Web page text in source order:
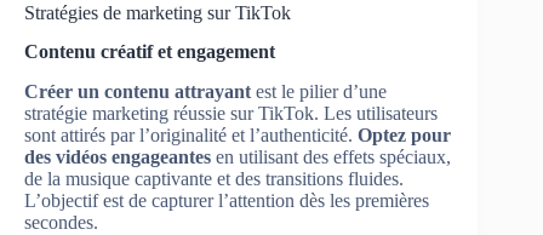
Stratégies de marketing sur TikTok
Contenu créatif et engagement
Créer un contenu attrayant est le pilier d’une
stratégie marketing réussie sur TikTok. Les utilisateurs
sont attirés par l’originalité et l’authenticité. Optez pour
des vidéos engageantes en utilisant des effets spéciaux,
de la musique captivante et des transitions fluides.
L’objectif est de capturer l’attention dès les premières
secondes.